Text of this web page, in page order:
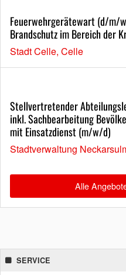
Feuerwehrgerätewart (d/m/
Brandschutz im Bereich der
Stadt Celle, Celle
Stellvertretender
inkl. Sachbearbeitung
mit Einsatzdienst (m/w/d)
Stadtverwaltung
Alle
SERVICE